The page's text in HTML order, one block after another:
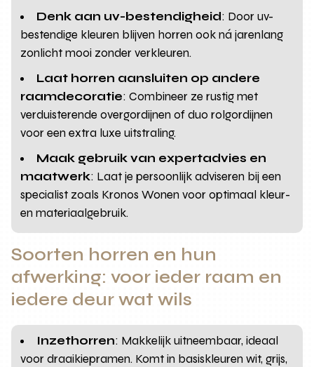
Denk aan uv-bestendigheid: Door uv-
bestendige kleuren blijven horren ook ná jarenlang
zonlicht mooi zonder verkleuren.
Laat horren aansluiten op andere
raamdecoratie: Combineer ze rustig met
verduisterende overgordijnen of duo rolgordijnen
voor een extra luxe uitstraling.
Maak gebruik van expertadvies en
maatwerk: Laat je persoonlijk adviseren bij een
specialist zoals Kronos Wonen voor optimaal kleur-
en materiaalgebruik.
Soorten horren en hun
afwerking: voor ieder raam en
iedere deur wat wils
Inzethorren: Makkelijk uitneembaar, ideaal
voor draaikiepramen. Komt in basiskleuren wit, grijs,